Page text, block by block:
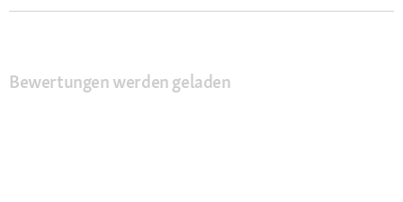
Bewertungen werden geladen